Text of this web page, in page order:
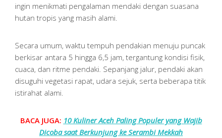
ingin menikmati pengalaman mendaki dengan suasana
hutan tropis yang masih alami.
Secara umum, waktu tempuh pendakian menuju puncak
berkisar antara 5 hingga 6,5 jam, tergantung kondisi fisik,
cuaca, dan ritme pendaki. Sepanjang jalur, pendaki akan
disuguhi vegetasi rapat, udara sejuk, serta beberapa titik
istirahat alami.
BACA JUGA: 10 Kuliner Aceh Paling Populer yang Wajib
Dicoba saat Berkunjung ke Serambi Mekkah